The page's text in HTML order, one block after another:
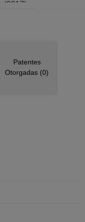
(2017)
Patentes
Otorgadas (0)